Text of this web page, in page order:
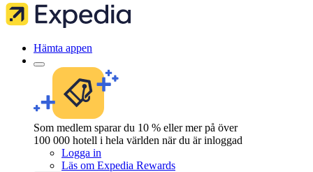
Hämta appen
Som medlem sparar du 10 % eller mer på över
100 000 hotell i hela världen när du är inloggad
Logga in
Läs om Expedia Rewards